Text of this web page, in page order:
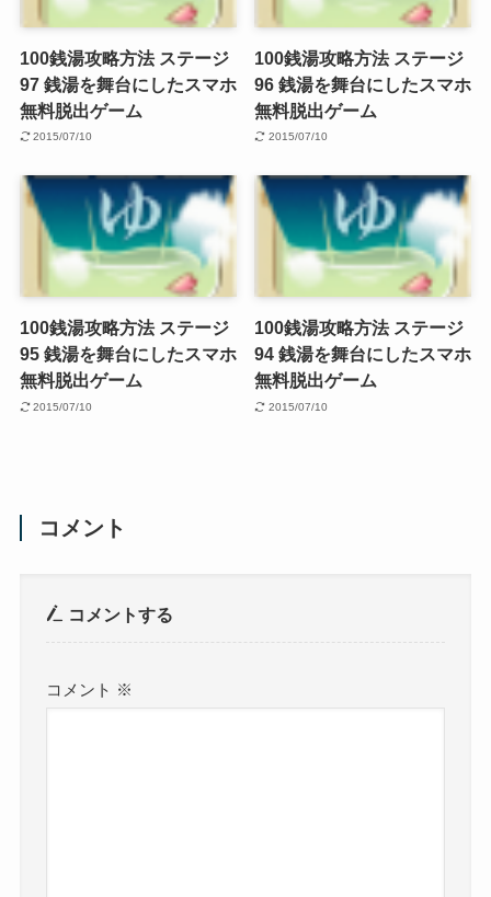
100銭湯攻略方法 ステージ
97 銭湯を舞台にしたスマホ
無料脱出ゲーム
2015/07/10
100銭湯攻略方法 ステージ
96 銭湯を舞台にしたスマホ
無料脱出ゲーム
2015/07/10
100銭湯攻略方法 ステージ
95 銭湯を舞台にしたスマホ
無料脱出ゲーム
2015/07/10
100銭湯攻略方法 ステージ
94 銭湯を舞台にしたスマホ
無料脱出ゲーム
2015/07/10
コメント
コメントする
コメント ※